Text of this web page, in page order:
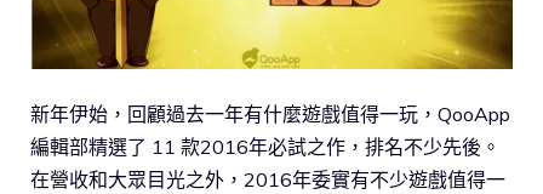
新年伊始，回顧過去一年有什麼遊戲值得一玩，QooApp
編輯部精選了 11 款2016年必試之作，排名不少先後。
在營收和大眾目光之外，2016年委實有不少遊戲值得一